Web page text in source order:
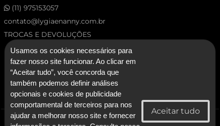
(11) 975153057
contato@lygiaenanny.com.br
TROCAS E DEVOLUÇÕES
Usamos os cookies necessários para
fazer nosso site funcionar. Ao clicar em
“Aceitar tudo”, você concorda que
também podemos definir análises
opcionais e cookies de publicidade
comportamental de terceiros para nos
ajudar a melhorar nosso site e fornecer